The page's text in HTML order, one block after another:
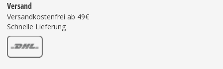
Versand
Versandkostenfrei ab 49€
Schnelle Lieferung